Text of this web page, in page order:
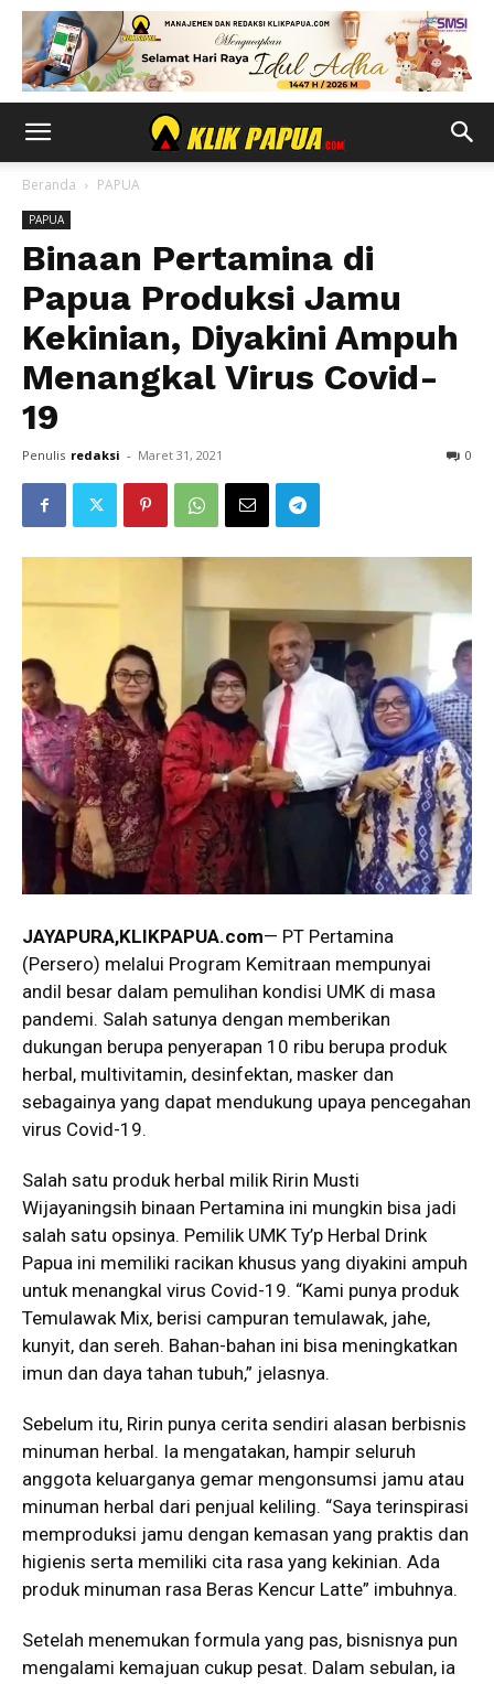
Beranda PAPUA
PAPUA
Binaan Pertamina di
Papua Produksi Jamu
Kekinian, Diyakini Ampuh
Menangkal Virus Covid-
19
Penulis redaksi - Maret 31, 2021 0
JAYAPURA,KLIKPAPUA.com— PT Pertamina
(Persero) melalui Program Kemitraan mempunyai
andil besar dalam pemulihan kondisi UMK di masa
pandemi. Salah satunya dengan memberikan
dukungan berupa penyerapan 10 ribu berupa produk
herbal, multivitamin, desinfektan, masker dan
sebagainya yang dapat mendukung upaya pencegahan
virus Covid-19.
Salah satu produk herbal milik Ririn Musti
Wijayaningsih binaan Pertamina ini mungkin bisa jadi
salah satu opsinya. Pemilik UMK Ty’p Herbal Drink
Papua ini memiliki racikan khusus yang diyakini ampuh
untuk menangkal virus Covid-19. “Kami punya produk
Temulawak Mix, berisi campuran temulawak, jahe,
kunyit, dan sereh. Bahan-bahan ini bisa meningkatkan
imun dan daya tahan tubuh,” jelasnya.
Sebelum itu, Ririn punya cerita sendiri alasan berbisnis
minuman herbal. Ia mengatakan, hampir seluruh
anggota keluarganya gemar mengonsumsi jamu atau
minuman herbal dari penjual keliling. “Saya terinspirasi
memproduksi jamu dengan kemasan yang praktis dan
higienis serta memiliki cita rasa yang kekinian. Ada
produk minuman rasa Beras Kencur Latte” imbuhnya.
Setelah menemukan formula yang pas, bisnisnya pun
mengalami kemajuan cukup pesat. Dalam sebulan, ia